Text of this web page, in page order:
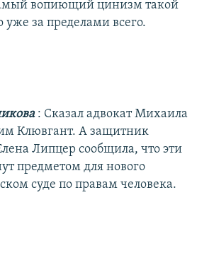
вопиющий цинизм такой
за пределами всего.
: Сказал адвокат Михаила
Клювгант. А защитник
Липцер сообщила, что эти
предметом для нового
суде по правам человека.